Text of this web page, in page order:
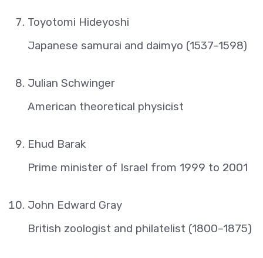
Toyotomi Hideyoshi
Japanese samurai and daimyo (1537–1598)
Julian Schwinger
American theoretical physicist
Ehud Barak
Prime minister of Israel from 1999 to 2001
John Edward Gray
British zoologist and philatelist (1800–1875)